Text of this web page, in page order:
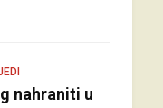
nahraniti u